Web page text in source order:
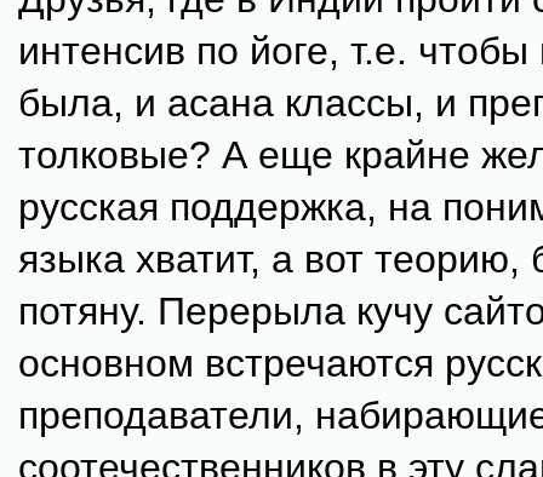
интенсив по йоге, т.е.
была, и асана классы, и
толковые? А еще крайне
русская поддержка, на
языка хватит, а вот теорию,
потяну. Перерыла кучу
основном встречаются
преподаватели,
соотечественников в эту